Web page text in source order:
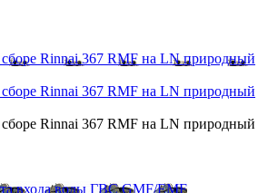
сборе Rinnai 367 RMF на LN природный
сборе Rinnai 367 RMF на LN природный
сборе Rinnai 367 RMF на LN природный
входа воды ГВС GMF/EMF